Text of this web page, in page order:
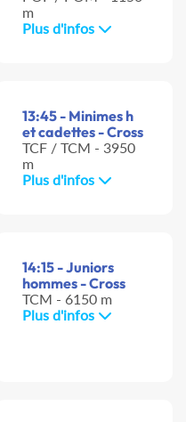
m
Plus d'infos
13:45 - Minimes h
et cadettes - Cross
TCF / TCM - 3950
m
Plus d'infos
14:15 - Juniors
hommes - Cross
TCM - 6150 m
Plus d'infos